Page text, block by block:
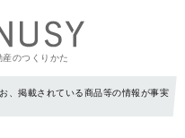
のつくりかた
、掲載されている商品等の情報が事実